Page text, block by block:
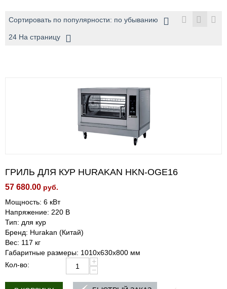
Сортировать по популярности: по убыванию
24 На страницу
ГРИЛЬ ДЛЯ КУР HURAKAN HKN-OGE16
57 680.00 руб.
Мощность: 6 кВт
Напряжение: 220 В
Тип: для кур
Бренд: Hurakan (Китай)
Вес: 117 кг
Габаритные размеры: 1010x630x800 мм
Кол-во:
+
−